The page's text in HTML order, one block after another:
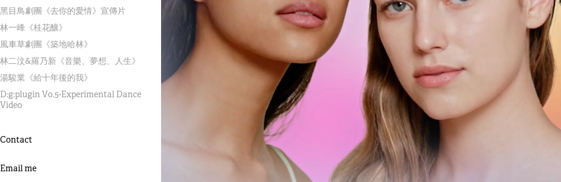
黑目鳥劇團《去你的愛情》宣傳片
林一峰《桂花釀》
風車草劇團《築地哈林》
林二汶&羅乃新《音樂、夢想、人生》
湯駿業《給十年後的我》
D:g:plugin V0.5-Experimental Dance
Video
Contact
Email me